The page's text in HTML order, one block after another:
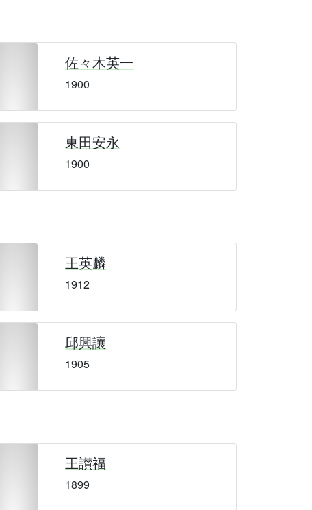
佐々木英一
1900
東田安永
1900
王英麟
1912
邱興讓
1905
王讃福
1899